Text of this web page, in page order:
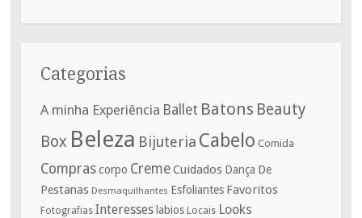
Categorias
A minha Experiência Ballet Batons Beauty
Box Beleza Bijuteria Cabelo Comida
Comprascorpo CremeCuidados Dança De
Pestanas Desmaquilhantes Esfoliantes Favoritos
Fotografias Interesses labios Locais Looks